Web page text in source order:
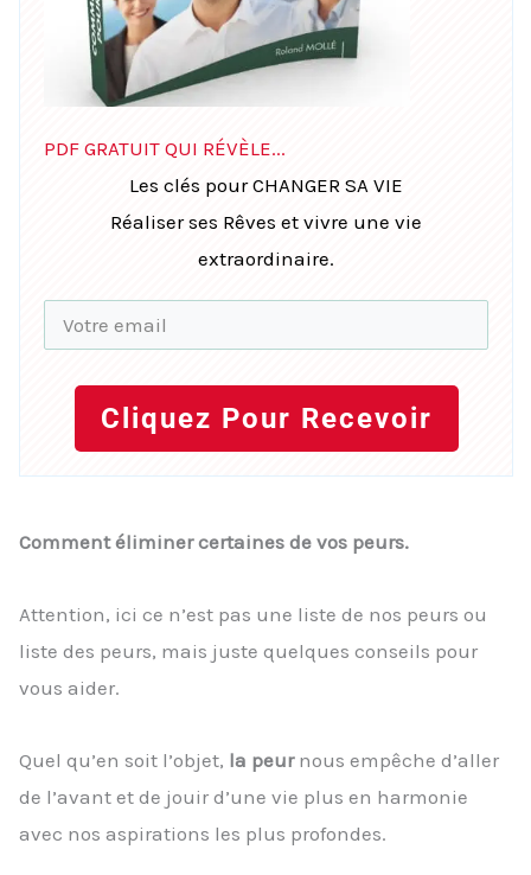
PDF GRATUIT QUI RÉVÈLE...
Les clés pour CHANGER SA VIE
Réaliser ses Rêves et vivre une vie
extraordinaire.
Cliquez Pour Recevoir
Comment éliminer certaines de vos peurs.
Attention, ici ce n’est pas une liste de nos peurs ou
liste des peurs, mais juste quelques conseils pour
vous aider.
Quel qu’en soit l’objet, la peurnous empêche d’aller
de l’avant et de jouir d’une vie plus en harmonie
avec nos aspirations les plus profondes.